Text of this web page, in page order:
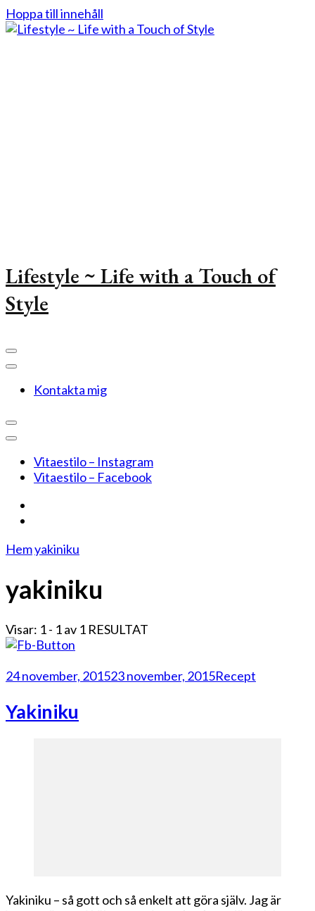
Hoppa till innehåll
Lifestyle ~ Life with a Touch of
Style
Kontakta mig
Vitaestilo – Instagram
Vitaestilo – Facebook
Hemyakiniku
yakiniku
Visar: 1 - 1 av 1 RESULTAT
24 november, 201523 november, 2015Recept
Yakiniku
Yakiniku – så gott och så enkelt att göra själv. Jag är